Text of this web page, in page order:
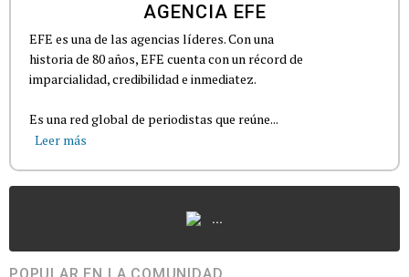
AGENCIA EFE
EFE es una de las agencias líderes. Con una
historia de 80 años, EFE cuenta con un récord de
imparcialidad, credibilidad e inmediatez.
Es una red global de periodistas que reúne...
Leer más
...